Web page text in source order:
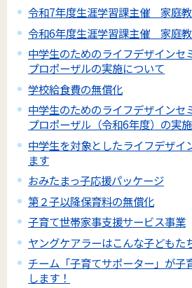
令和7年度生涯学習課主催 家庭
令和6年度生涯学習課主催 家庭
中学生のためのライフデザインセ
プロポーザルの実施について
学校給食費の無償化
中学生のためのライフデザインセ
プロポーザル（令和6年度）の実
中学生を対象としたライフデザイ
ます
おみたまっ子応援パッケージ
第２子以降保育料の無償化
子育て世帯家事支援サービス事業
ヤングケアラーはこんな子どもた
チーム「子育てサポーター」が子
します！